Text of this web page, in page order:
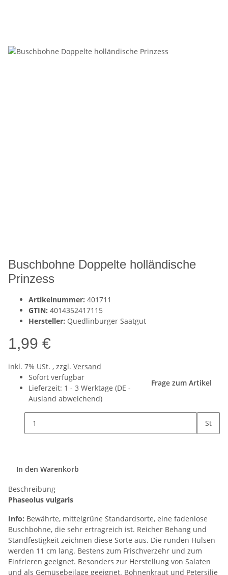
Buschbohne Doppelte holländische
Prinzess
Artikelnummer: 401711
GTIN: 4014352417115
Hersteller: Quedlinburger Saatgut
1,99 €
inkl. 7% USt. , zzgl. Versand
Sofort verfügbar
Lieferzeit: 1 - 3 Werktage (DE -
Ausland abweichend)
Frage zum Artikel
St
In den Warenkorb
Beschreibung
Phaseolus vulgaris
Info: Bewährte, mittelgrüne Standardsorte, eine fadenlose
Buschbohne, die sehr ertragreich ist. Reicher Behang und
Standfestigkeit zeichnen diese Sorte aus. Die runden Hülsen
werden 11 cm lang. Bestens zum Frischverzehr und zum
Einfrieren geeignet. Besonders zur Herstellung von Salaten
und als Gemüsebeilage geeignet. Bohnenkraut und Petersilie